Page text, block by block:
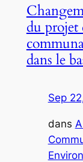
du projet
dans le
Sep
dans